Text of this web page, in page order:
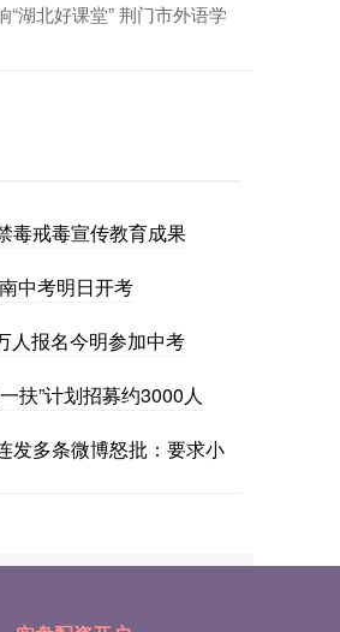
湖北好课堂” 荆门市外语学
毒戒毒宣传教育成果
中考明日开考
人报名今明参加中考
扶”计划招募约3000人
发多条微博怒批：要求小